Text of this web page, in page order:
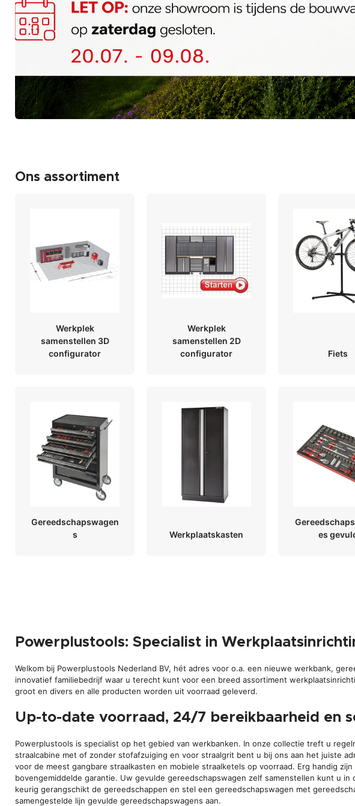
Ons assortiment
Werkplek
samenstellen 3D
configurator
Werkplek
samenstellen 2D
configurator
Fiets
Gereedschapswagen
s
Werkplaatskasten
es
Powerplustools: Specialist in
Welkom bij Powerplustools Nederland BV, hét adres voor o.a. een nieuwe werkbank,
innovatief familiebedrijf waar u terecht kunt voor een breed assortiment
groot en divers en alle producten worden uit voorraad geleverd.
Up-to-date voorraad, 24/7 bereikbaarheid en
Powerplustools is specialist op het gebied van werkbanken. In onze collectie treft u
straalcabine met of zonder stofafzuiging en voor straalgrit bent u bij ons aan het juiste
voor de meest gangbare straalkasten en mobiele straalketels op voorraad. Erg handig
bovengemiddelde garantie. Uw gevulde gereedschapswagen zelf samenstellen kunt u
keurig gerangschikt de gereedschappen en stel een gereedschapswagen met
samengestelde lijn gevulde gereedschapswagens aan.